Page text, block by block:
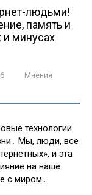
людьми!
память и
минусах
Мнения
технологии
Мы, люди, все
и эта
на наше
с миром․